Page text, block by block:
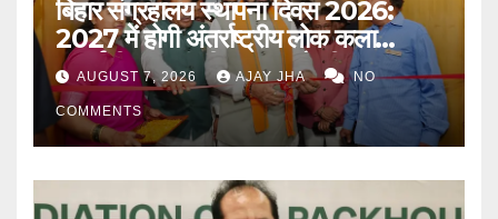
बिहार संग्रहालय स्थापना दिवस 2026:
2027 में होगी अंतर्राष्ट्रीय लोक कला
प्रदर्शनी, मुख्यमंत्री सम्राट चौधरी का बड़ा
ऐलान
AUGUST 7, 2026 AJAY JHA NO
COMMENTS